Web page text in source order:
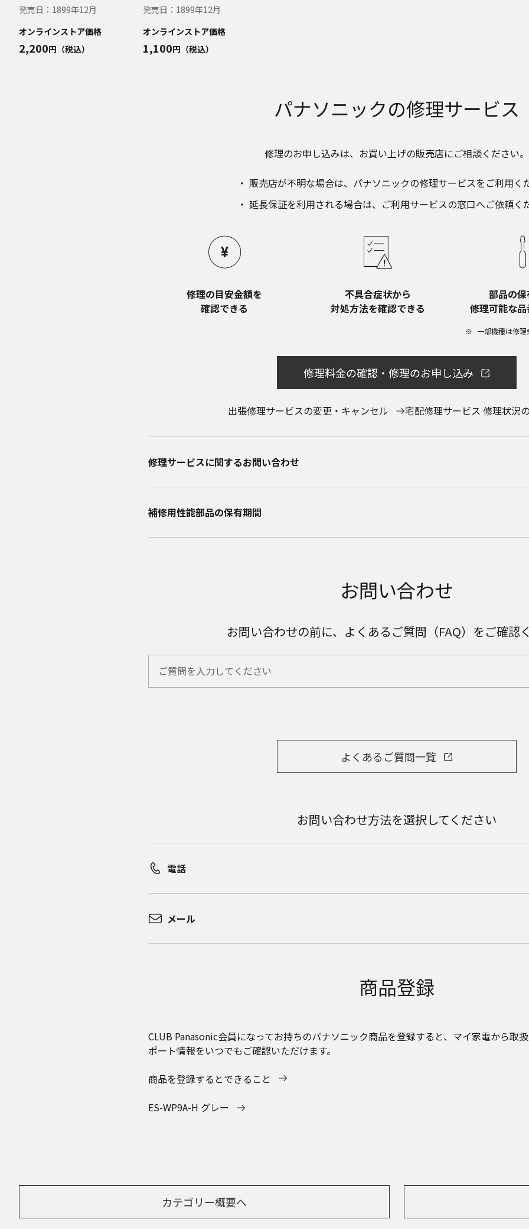
本ウェブサイトのサービスの中止、変更など
い。
お問い合わせ
発売日： 1899年12月
オンラインストア価格
2,200円（税込）
発売日： 1899年12月
オンラインストア価格
1,100円（税込）
パナソニックの修理サービス
修理のお申し込みは、​ お買い上げの販売店にご相談ください。​
販売店が不明な場合は、​パナソニックの修理サービスをご利用く
延長保証を利用される場合は、​ご利用サービスの窓口へご依頼く
修理の目安金額を​
確認できる
不具合症状から​
対処方法を確認できる
部品の
修理可能な
一部機種は修
修理料金の確認・修理のお申し込み
出張修理サービスの変更・キャンセル 宅配修理サービス 修理状況
修理サービスに関するお問い合わせ​
補修用性能部品の保有期間​
お問い合わせ
お問い合わせの前に、よくあるご質問（FAQ）をご確認
よくあるご質問一覧
お問い合わせ方法を選択してください
電話
メール
商品登録
CLUB Panasonic会員になってお持ちのパナソニック商品を登録すると、マイ家電から取
ポート情報をいつでもご確認いただけます。
商品を登録するとできること
ES-WP9A-H グレー
カテゴリー概要へ